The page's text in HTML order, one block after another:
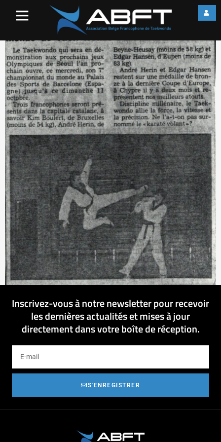
Inscrivez-vous à notre newsletter pour recevoir
les dernières actualités et mises à jour
directement dans votre boîte de réception.
S'ENREGISTRER